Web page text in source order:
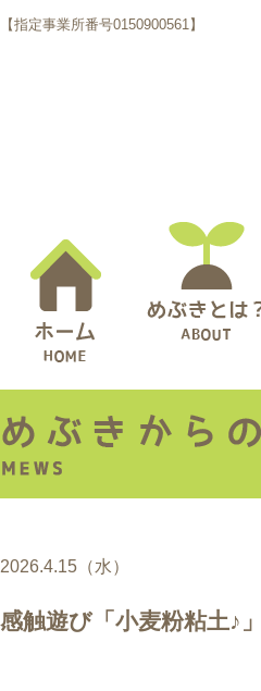
【指定事業所番号0150900561】
2026.4.15（水）
感触遊び「小麦粉粘土♪」